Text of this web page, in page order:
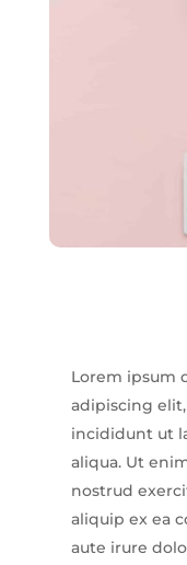
Lorem ipsum
adipiscing
incididunt ut
aliqua. Ut
nostrud
aliquip ex ea
aute irure